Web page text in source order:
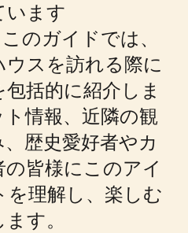
います
のガイドでは、
スを訪れる際に
括的に紹介しま
情報、近隣の観
歴史愛好者やカ
皆様にこのアイ
理解し、楽しむ
す。